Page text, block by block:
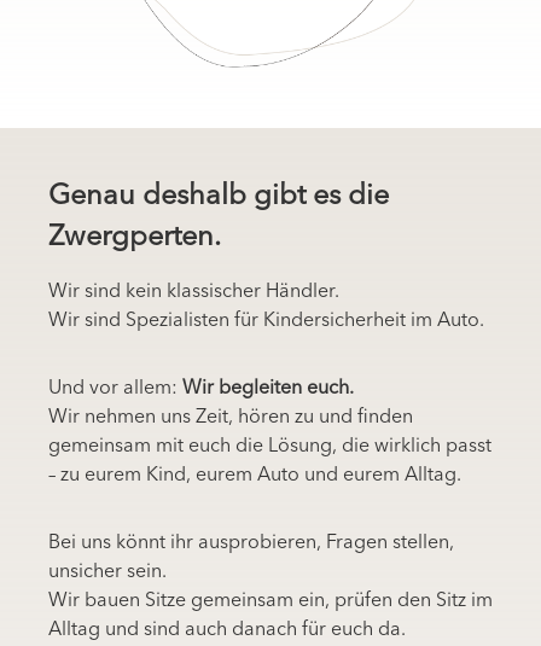
Genau deshalb gibt es die
Zwergperten.
Wir sind kein klassischer Händler.
Wir sind Spezialisten für Kindersicherheit im Auto.
Und vor allem: Wir begleiten euch.
Wir nehmen uns Zeit, hören zu und finden
gemeinsam mit euch die Lösung, die wirklich passt
– zu eurem Kind, eurem Auto und eurem Alltag.
Bei uns könnt ihr ausprobieren, Fragen stellen,
unsicher sein.
Wir bauen Sitze gemeinsam ein, prüfen den Sitz im
Alltag und sind auch danach für euch da.